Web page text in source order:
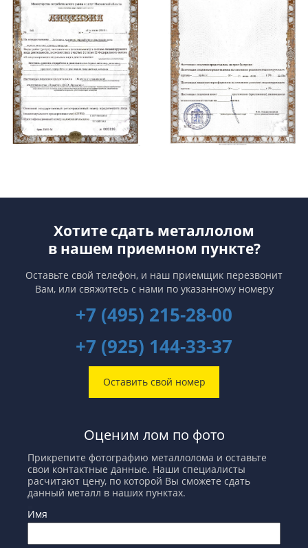
Хотите сдать металлолом
в нашем приемном пункте?
Оставьте свой телефон, и наш приемщик перезвонит
Вам, или свяжитесь с нами по указанному номеру
+7 (495) 215-28-00
+7 (925) 144-33-37
Оставить свой номер
Оценим лом по фото
Прикрепите фотографию металлолома и оставьте
свои контактные данные. Наши специалисты
расчитают цену, по которой Вы сможете сдать
данный металл в наших пунктах.
Имя